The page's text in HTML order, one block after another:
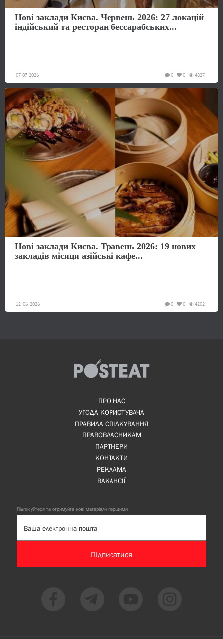
Нові заклади Києва. Червень 2026: 27 локацій
індійський та ресторан бессарабських...
07-07-2026 4827
0
0
Нові заклади Києва. Травень 2026: 19 нових
закладів місяця азійські кафе...
12-06-2026 4202
0
0
ПРО НАС
УГОДА КОРИСТУВАЧА
ПРАВИЛА СПІЛКУВАННЯ
ПРАВОВЛАСНИКАМ
ПАРТНЕРИ
КОНТАКТИ
РЕКЛАМА
ВАКАНСІЇ
Підписуйтеся та отримуйте нові матеріали першими
Підписатися